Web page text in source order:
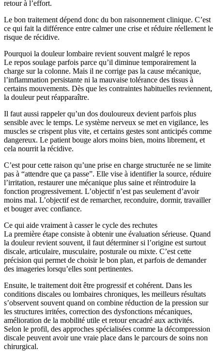
retour à l’effort.
Le bon traitement dépend donc du bon raisonnement clinique. C’est
ce qui fait la différence entre calmer une crise et réduire réellement le
risque de récidive.
Pourquoi la douleur lombaire revient souvent malgré le repos
Le repos soulage parfois parce qu’il diminue temporairement la
charge sur la colonne. Mais il ne corrige pas la cause mécanique,
l’inflammation persistante ni la mauvaise tolérance des tissus à
certains mouvements. Dès que les contraintes habituelles reviennent,
la douleur peut réapparaître.
Il faut aussi rappeler qu’un dos douloureux devient parfois plus
sensible avec le temps. Le système nerveux se met en vigilance, les
muscles se crispent plus vite, et certains gestes sont anticipés comme
dangereux. Le patient bouge alors moins bien, moins librement, et
cela nourrit la récidive.
C’est pour cette raison qu’une prise en charge structurée ne se limite
pas à “attendre que ça passe”. Elle vise à identifier la source, réduire
l’irritation, restaurer une mécanique plus saine et réintroduire la
fonction progressivement. L’objectif n’est pas seulement d’avoir
moins mal. L’objectif est de remarcher, reconduire, dormir, travailler
et bouger avec confiance.
Ce qui aide vraiment à casser le cycle des rechutes
La première étape consiste à obtenir une évaluation sérieuse. Quand
la douleur revient souvent, il faut déterminer si l’origine est surtout
discale, articulaire, musculaire, posturale ou mixte. C’est cette
précision qui permet de choisir le bon plan, et parfois de demander
des imageries lorsqu’elles sont pertinentes.
Ensuite, le traitement doit être progressif et cohérent. Dans les
conditions discales ou lombaires chroniques, les meilleurs résultats
s’observent souvent quand on combine réduction de la pression sur
les structures irritées, correction des dysfonctions mécaniques,
amélioration de la mobilité utile et retour encadré aux activités.
Selon le profil, des approches spécialisées comme la décompression
discale peuvent avoir une vraie place dans le parcours de soins non
chirurgical.